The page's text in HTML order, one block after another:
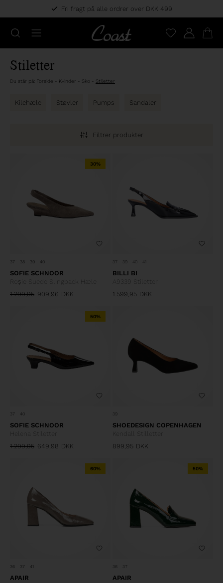
Fri fragt på alle ordrer over DKK 499
Stiletter
Du står på: Forside - Kvinder - Sko - Stiletter
Kilehæle Støvler Pumps Sandaler
Filtrer produkter
30%
37 38 39 40
SOFIE SCHNOOR
Roșie Suede Slingback Hæle
1.299,95 909,96 DKK
37 39 40 41
BILLI BI
1.599,95 DKK
50%
37 40
SOFIE SCHNOOR
Helena Stiletter
1.299,95 649,98 DKK
39
SHOEDESIGN COPENHAGEN
899,95 DKK
60%
36 37 41
APAIR
50%
36 37
APAIR